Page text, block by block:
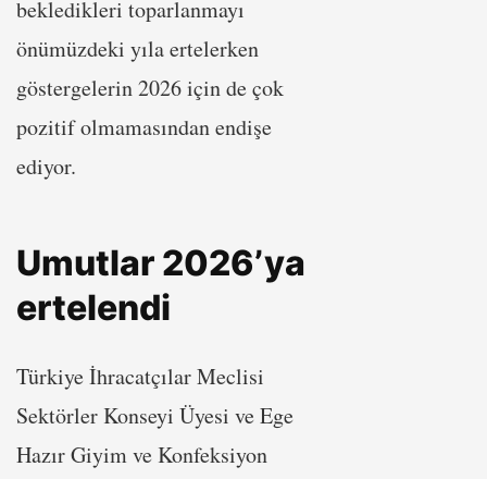
bekledikleri toparlanmayı
önümüzdeki yıla ertelerken
göstergelerin 2026 için de çok
pozitif olmamasından endişe
ediyor.
Umutlar 2026’ya
ertelendi
Türkiye İhracatçılar Meclisi
Sektörler Konseyi Üyesi ve Ege
Hazır Giyim ve Konfeksiyon